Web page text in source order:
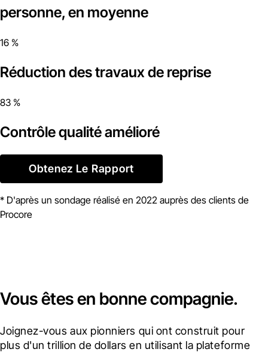
personne, en moyenne
16 %
Réduction des travaux de reprise
83 %
Contrôle qualité amélioré
Obtenez Le Rapport
* D'après un sondage réalisé en 2022 auprès des clients de
Procore
Vous êtes en bonne compagnie.
Joignez-vous aux pionniers qui ont construit pour
plus d'un trillion de dollars en utilisant la plateforme